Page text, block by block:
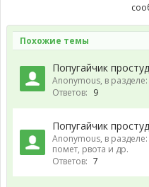
Похожие темы
Попугайчик
Anonymous, в разделе:
Ответов: 9
Попугайчик
Anonymous, в разделе:
помет, рвота и др.
Ответов: 7